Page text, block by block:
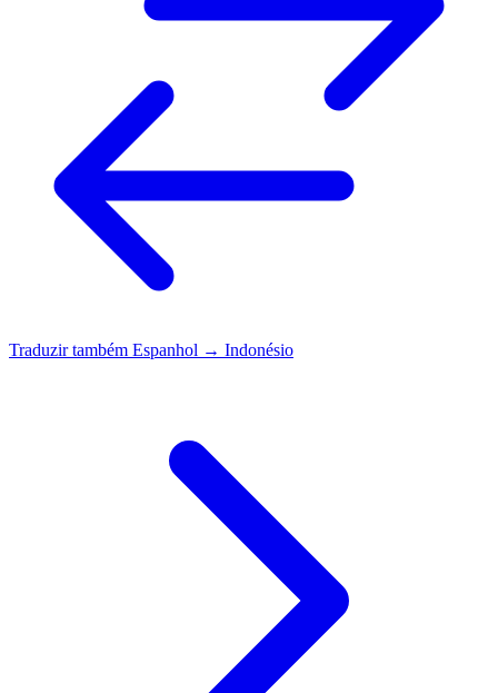
Traduzir também Espanhol → Indonésio